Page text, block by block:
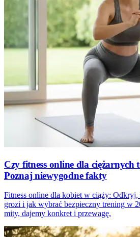
Czy fitness online dla
Poznaj niewygodne fakty
Fitness online dla kobiet w ciąży: Odkryj,
grozi i jak wybrać bezpieczny trening w
mity, dajemy konkret i przewagę.